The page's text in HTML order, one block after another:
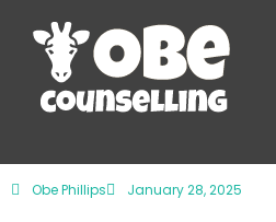
Obe Phillips January 28, 2025